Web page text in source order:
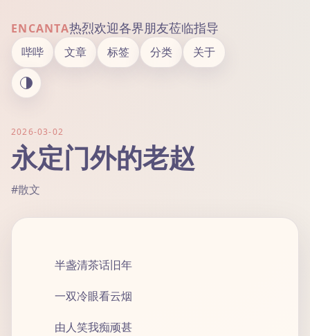
ENCANTA热烈欢迎各界朋友莅临指导
哔哔 文章 标签 分类 关于
2026-03-02
永定门外的老赵
#散文
半盏清茶话旧年
一双冷眼看云烟
由人笑我痴顽甚